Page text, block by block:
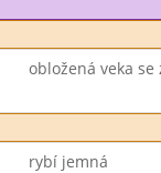
obložená veka
rybí jemná